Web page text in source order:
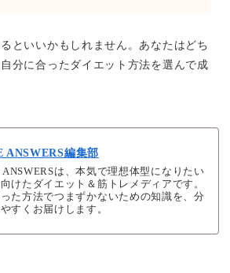
といいかもしれません。あなたはどち
分に合ったダイエット方法を選んで成
ANSWERS編集部
ANSWERSは、本気で理想体型になりたい
けたダイエット＆筋トレメディアです。
た方法でつまずかないための知識を、分
すくお届けします。